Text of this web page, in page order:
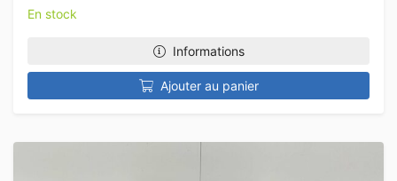
En stock
Informations
Ajouter au panier